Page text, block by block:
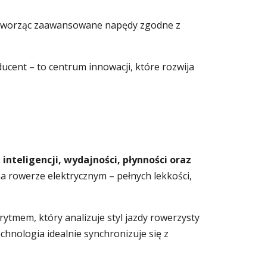
zaawansowane napędy zgodne z
– to centrum innowacji, które rozwija
inteligencji, wydajności, płynności oraz
rowerze elektrycznym – pełnych lekkości,
który analizuje styl jazdy rowerzysty
idealnie synchronizuje się z